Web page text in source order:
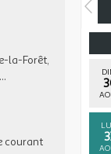
la-Forêt,
courant